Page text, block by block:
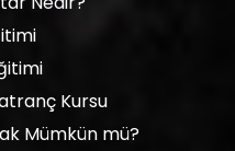
Kursu
Mümkün mü?